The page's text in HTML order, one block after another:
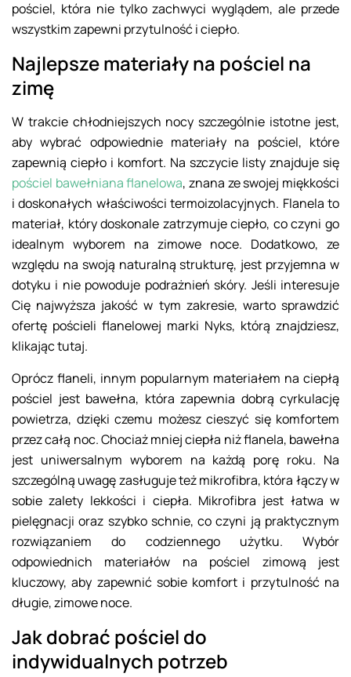
pościel, która nie tylko zachwyci wyglądem, ale przede
wszystkim zapewni przytulność i ciepło.
Najlepsze materiały na pościel na
zimę
W trakcie chłodniejszych nocy szczególnie istotne jest,
aby wybrać odpowiednie materiały na pościel, które
zapewnią ciepło i komfort. Na szczycie listy znajduje się
pościel bawełniana flanelowa, znana ze swojej miękkości
i doskonałych właściwości termoizolacyjnych. Flanela to
materiał, który doskonale zatrzymuje ciepło, co czyni go
idealnym wyborem na zimowe noce. Dodatkowo, ze
względu na swoją naturalną strukturę, jest przyjemna w
dotyku i nie powoduje podrażnień skóry. Jeśli interesuje
Cię najwyższa jakość w tym zakresie, warto sprawdzić
ofertę pościeli flanelowej marki Nyks, którą znajdziesz,
klikając tutaj.
Oprócz flaneli, innym popularnym materiałem na ciepłą
pościel jest bawełna, która zapewnia dobrą cyrkulację
powietrza, dzięki czemu możesz cieszyć się komfortem
przez całą noc. Chociaż mniej ciepła niż flanela, bawełna
jest uniwersalnym wyborem na każdą porę roku. Na
szczególną uwagę zasługuje też mikrofibra, która łączy w
sobie zalety lekkości i ciepła. Mikrofibra jest łatwa w
pielęgnacji oraz szybko schnie, co czyni ją praktycznym
rozwiązaniem do codziennego użytku. Wybór
odpowiednich materiałów na pościel zimową jest
kluczowy, aby zapewnić sobie komfort i przytulność na
długie, zimowe noce.
Jak dobrać pościel do
indywidualnych potrzeb